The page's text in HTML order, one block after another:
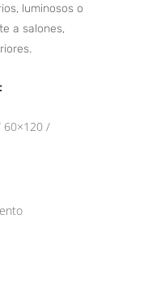
luminosos o
a salones,
60×120 /